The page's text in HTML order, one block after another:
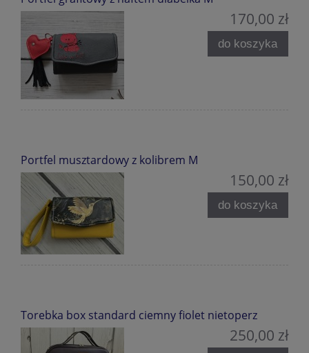
170,00 zł
do koszyka
Portfel musztardowy z kolibrem M
150,00 zł
do koszyka
Torebka box standard ciemny fiolet nietoperz
250,00 zł